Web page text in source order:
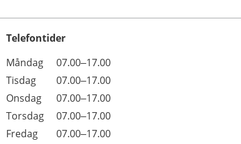
Telefontider
Dag
Öppettider
Kommentarer
Måndag
07.00–17.00
Tisdag
07.00–17.00
Onsdag
07.00–17.00
Torsdag
07.00–17.00
Fredag
07.00–17.00